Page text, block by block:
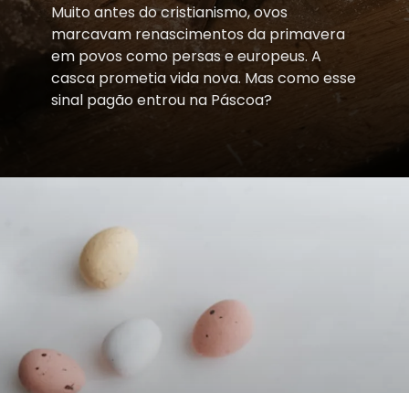
Muito antes do cristianismo, ovos
marcavam renascimentos da primavera
em povos como persas e europeus. A
casca prometia vida nova. Mas como esse
sinal pagão entrou na Páscoa?